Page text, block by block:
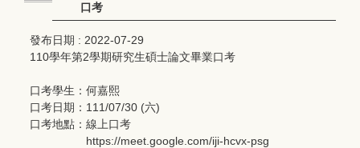
口考
發布日期 : 2022-07-29
110學年第2學期研究生碩士論文畢業口考
口考學生：何嘉熙
口考日期：111/07/30 (六)
口考地點：線上口考
https://meet.google.com/iji-hcvx-psg